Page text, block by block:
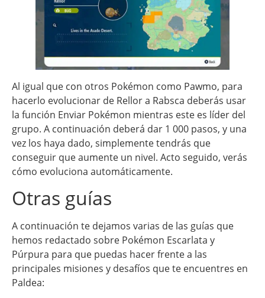
Al igual que con otros Pokémon como Pawmo, para
hacerlo evolucionar de Rellor a Rabsca deberás usar
la función Enviar Pokémon mientras este es líder del
grupo. A continuación deberá dar 1 000 pasos, y una
vez los haya dado, simplemente tendrás que
conseguir que aumente un nivel. Acto seguido, verás
cómo evoluciona automáticamente.
Otras guías
A continuación te dejamos varias de las guías que
hemos redactado sobre Pokémon Escarlata y
Púrpura para que puedas hacer frente a las
principales misiones y desafíos que te encuentres en
Paldea: